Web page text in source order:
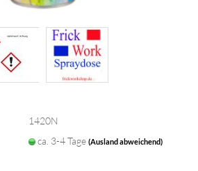
1420N
ca. 3-4 Tage(Ausland abweichend)